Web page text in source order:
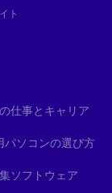
ト
仕事とキャリア
パソコンの選び方
ソフトウェア